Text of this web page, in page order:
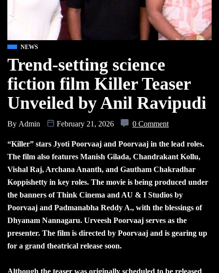
NEWS
Trend-setting science
fiction film Killer Teaser
Unveiled by Anil Ravipudi
By Admin February 21, 2026 0 Comment
“Killer” stars Jyoti Poorvaaj and Poorvaaj in the lead roles.
The film also features Manish Gilada, Chandrakant Kollu,
Vishal Raj, Archana Ananth, and Gautham Chakradhar
Koppishetty in key roles. The movie is being produced under
the banners of Think Cinema and AU & I Studios by
Poorvaaj and Padmanabha Reddy A., with the blessings of
Dhyanam Nannagaru. Urveesh Poorvaaj serves as the
presenter. The film is directed by Poorvaaj and is gearing up
for a grand theatrical release soon.
Although the teaser was originally scheduled to be released